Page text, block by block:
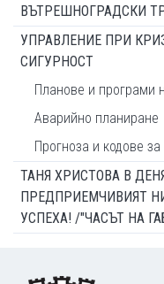
ВЪТРЕШНОГРАДСКИ
УПРАВЛЕНИЕ ПРИ
СИГУРНОСТ
Планове и програми
Аварийно планиране
Прогноза и кодове
ТАНЯ ХРИСТОВА В
ПРЕДПРИЕМЧИВИЯТ
УСПЕХА! /"ЧАСЪТ НА